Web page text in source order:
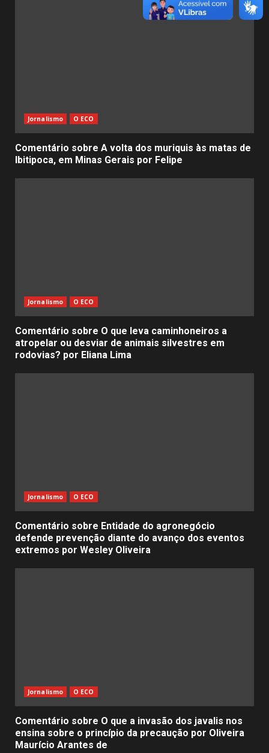
Jornalismo O ECO
Comentário sobre A volta dos muriquis às matas de
Ibitipoca, em Minas Gerais por Felipe
Jornalismo O ECO
Comentário sobre O que leva caminhoneiros a
atropelar ou desviar de animais silvestres em
rodovias? por Eliana Lima
Jornalismo O ECO
Comentário sobre Entidade do agronegócio
defende prevenção diante do avanço dos eventos
extremos por Wesley Oliveira
Jornalismo O ECO
Comentário sobre O que a invasão dos javalis nos
ensina sobre o princípio da precaução por Oliveira
Maurício Arantes de